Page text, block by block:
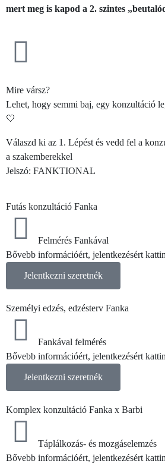
mert meg is kapod a 2. szintes
Mire vársz?
Lehet, hogy semmi baj, egy konzultáció
🤍
Válaszd ki az 1. Lépést és vedd fel a
a szakemberekkel
Jelszó: FANKTIONAL
Futás konzultáció Fanka
Felmérés Fankával
Bővebb információért, jelentkezésért
Jelentkezni szeretnék
Személyi edzés, edzésterv Fanka
Fankával felmérés
Bővebb információért, jelentkezésért
Jelentkezni szeretnék
Komplex konzultáció Fanka x Barbi
Táplálkozás- és mozgáselemzés
Bővebb információért, jelentkezésért